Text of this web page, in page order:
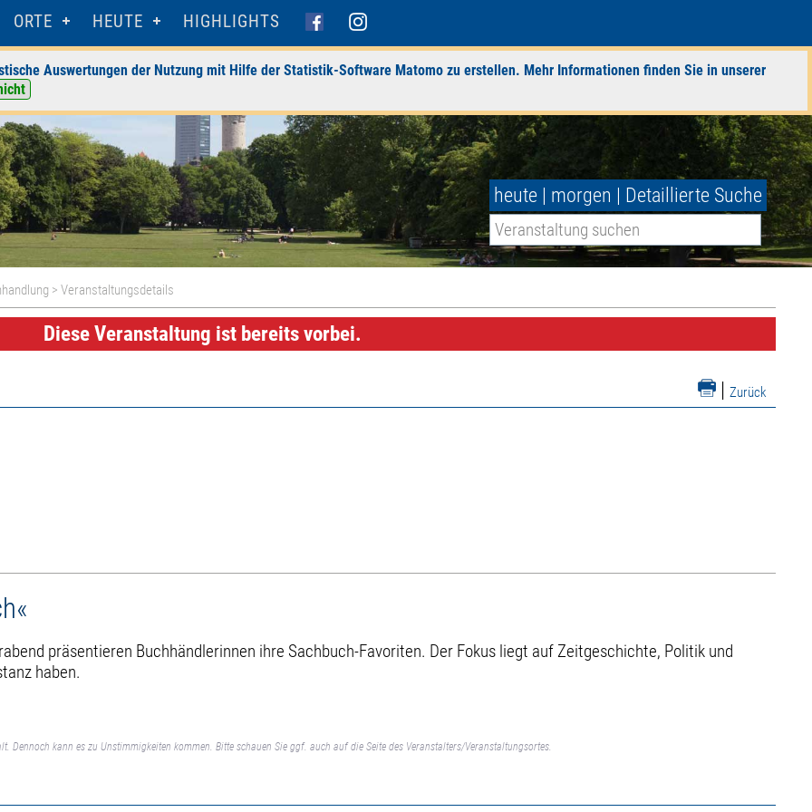
ORTE HEUTE HIGHLIGHTS
Auswertungen der Nutzung mit Hilfe der Statistik-Software Matomo zu erstellen. Mehr Informationen finden Sie in unserer
heute | morgen | Detaillierte Suche
> Veranstaltungsdetails
Diese Veranstaltung ist bereits vorbei.
| Zurück
präsentieren Buchhändlerinnen ihre Sachbuch-Favoriten. Der Fokus liegt auf Zeitgeschichte, Politik und
haben.
kann es zu Unstimmigkeiten kommen. Bitte schauen Sie ggf. auch auf die Seite des Veranstalters/Veranstaltungsortes.